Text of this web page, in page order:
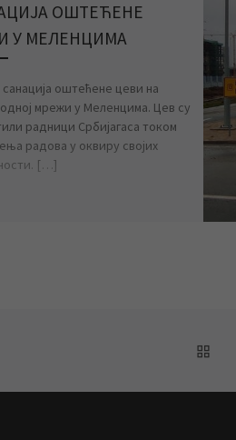
ОШТЕЋЕНЕ
У МЕЛЕНЦИМА
санација оштећене цеви на
мрежи у Меленцима. Цев су
радници Србијагаса током
радова у оквиру својих
[…]